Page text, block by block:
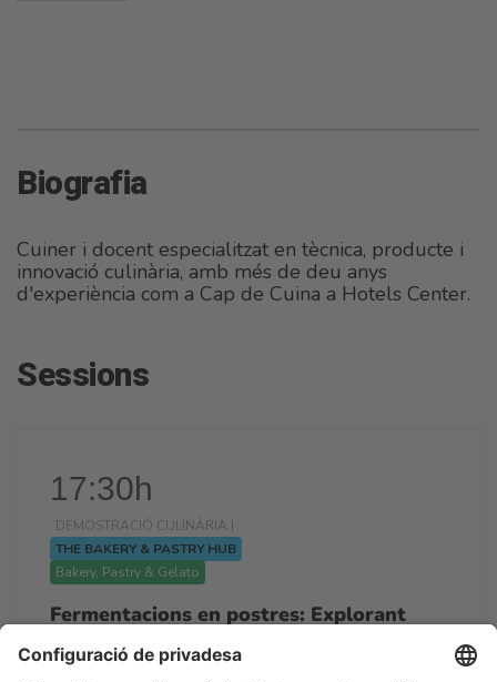
Biografia
Cuiner i docent especialitzat en tècnica, producte i
innovació culinària, amb més de deu anys
d'experiència com a Cap de Cuina a Hotels Center.
Sessions
17:30h
DEMOSTRACIÓ CULINÀRIA |
THE BAKERY & PASTRY HUB
Bakery, Pastry & Gelato
Fermentacions en postres: Explorant
noves textures i aromes.